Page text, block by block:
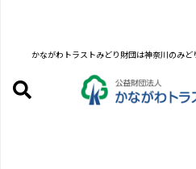
かながわトラストみどり財団は神奈川のみど